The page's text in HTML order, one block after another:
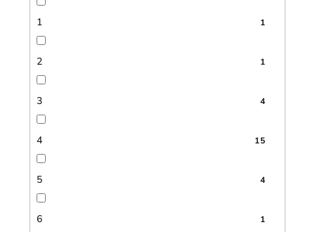
1 1
2 1
3 4
4 15
5 4
6 1